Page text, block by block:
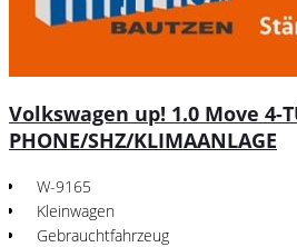
Volkswagen up! 1.0 Move 4-
PHONE/SHZ/KLIMAANLAGE
W-9165
Kleinwagen
Gebrauchtfahrzeug